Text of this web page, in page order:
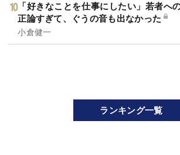
「好きなことを仕事にしたい」若者へ
正論すぎて、ぐうの音も出なかった
小倉健一
ランキング一覧